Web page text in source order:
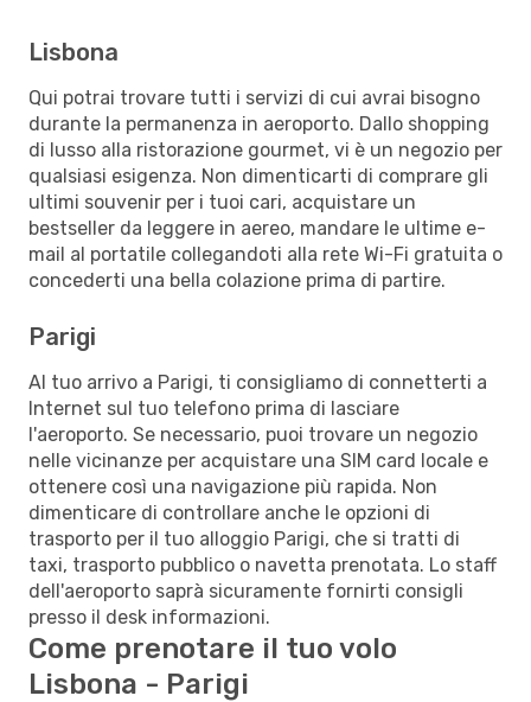
Lisbona
Qui potrai trovare tutti i servizi di cui avrai bisogno
durante la permanenza in aeroporto. Dallo shopping
di lusso alla ristorazione gourmet, vi è un negozio per
qualsiasi esigenza. Non dimenticarti di comprare gli
ultimi souvenir per i tuoi cari, acquistare un
bestseller da leggere in aereo, mandare le ultime e-
mail al portatile collegandoti alla rete Wi-Fi gratuita o
concederti una bella colazione prima di partire.
Parigi
Al tuo arrivo a Parigi, ti consigliamo di connetterti a
Internet sul tuo telefono prima di lasciare
l'aeroporto. Se necessario, puoi trovare un negozio
nelle vicinanze per acquistare una SIM card locale e
ottenere così una navigazione più rapida. Non
dimenticare di controllare anche le opzioni di
trasporto per il tuo alloggio Parigi, che si tratti di
taxi, trasporto pubblico o navetta prenotata. Lo staff
dell'aeroporto saprà sicuramente fornirti consigli
presso il desk informazioni.
Come prenotare il tuo volo
Lisbona - Parigi